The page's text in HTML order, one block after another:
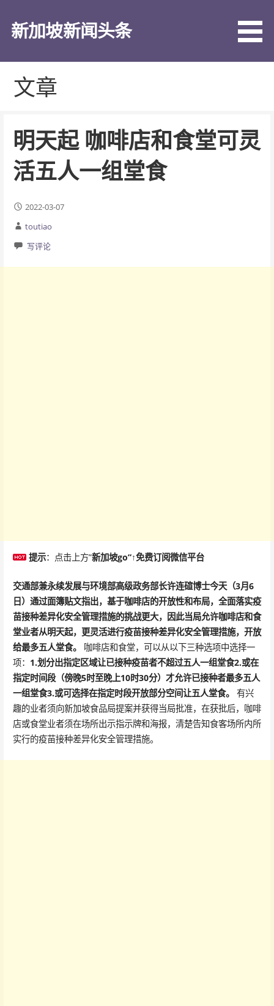
新加坡新闻头条
文章
明天起 咖啡店和食堂可灵
活五人一组堂食
2022-03-07
toutiao
写评论
提示：点击上方”新加坡go”↑免费订阅微信平台
交通部兼永续发展与环境部高级政务部长许连碹博士今天（3月6
日）通过面簿贴文指出，基于咖啡店的开放性和布局，全面落实疫
苗接种差异化安全管理措施的挑战更大，因此当局允许咖啡店和食
堂业者从明天起，更灵活进行疫苗接种差异化安全管理措施，开放
给最多五人堂食。
咖啡店和食堂，可以从以下三种选项中选择一
项： 1.划分出指定区域让已接种疫苗者不超过五人一组堂食2.或在
指定时间段（傍晚5时至晚上10时30分）才允许已接种者最多五人
一组堂食3.或可选择在指定时段开放部分空间让五人堂食。
有兴
趣的业者须向新加坡食品局提案并获得当局批准，在获批后，咖啡
店或食堂业者须在场所出示指示牌和海报，清楚告知食客场所内所
实行的疫苗接种差异化安全管理措施。